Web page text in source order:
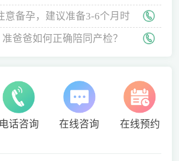
意备孕，建议准备3-6个月时
爸爸如何正确陪同产检？
电话咨询 在线咨询 在线预约